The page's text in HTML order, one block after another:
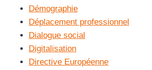
Démographie
Déplacement professionnel
Dialogue social
Digitalisation
Directive Européenne